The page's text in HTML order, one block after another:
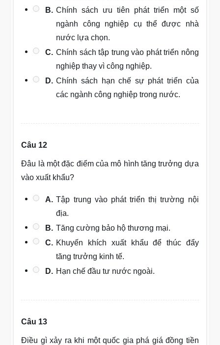
B. Chính sách ưu tiên phát triển một số
ngành công nghiệp cụ thể được nhà
nước lựa chọn.
C. Chính sách tập trung vào phát triển nông
nghiệp thay vì công nghiệp.
D. Chính sách hạn chế sự phát triển của
các ngành công nghiệp trong nước.
Câu 12
Đâu là một đặc điểm của mô hình tăng trưởng dựa
vào xuất khẩu?
A. Tập trung vào phát triển thị trường nội
địa.
B. Tăng cường bảo hộ thương mại.
C. Khuyến khích xuất khẩu để thúc đẩy
tăng trưởng kinh tế.
D. Hạn chế đầu tư nước ngoài.
Câu 13
Điều gì xảy ra khi một quốc gia phá giá đồng tiền